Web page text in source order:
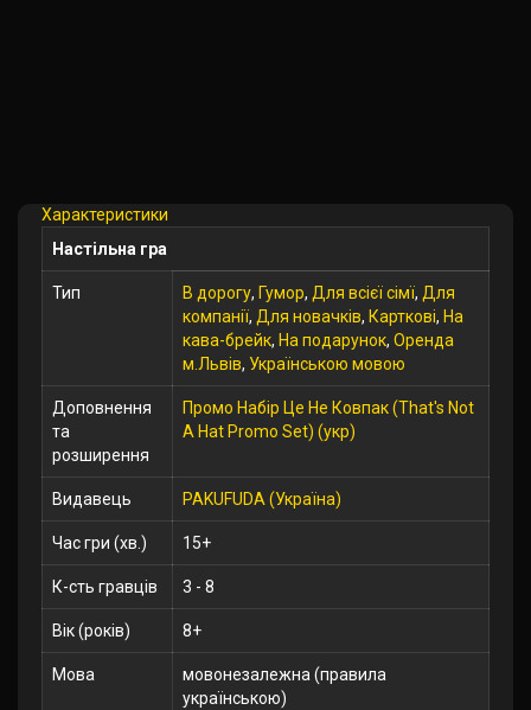
Характеристики
Настільна гра
Тип В дорогу, Гумор, Для всієї сімї, Для
компанії, Для новачків, Карткові, На
кава-брейк, На подарунок, Оренда
м.Львів, Українською мовою
Доповнення
та
розширення
Промо Набір Це Не Ковпак (That's Not
A Hat Promo Set) (укр)
Видавець PAKUFUDA (Україна)
Час гри (хв.) 15+
К-сть гравців 3 - 8
Вік (років) 8+
Мова
мовонезалежна (правила
українською)